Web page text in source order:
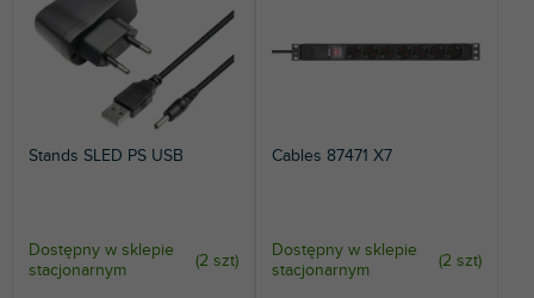
NAJCZĘŚCIEJ SPRZEDAWANE
ALFABETYCZNIE
Stands SLED PS USB
Dostępny w sklepie
stacjonarnym
(2 szt)
Cables 87471 X7
Dostępny w sklepie
stacjonarnym
(2 szt)